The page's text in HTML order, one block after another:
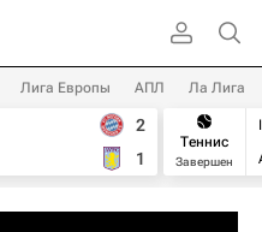
Лига Европы АПЛ Ла Лига
2
1
Теннис
Завершен